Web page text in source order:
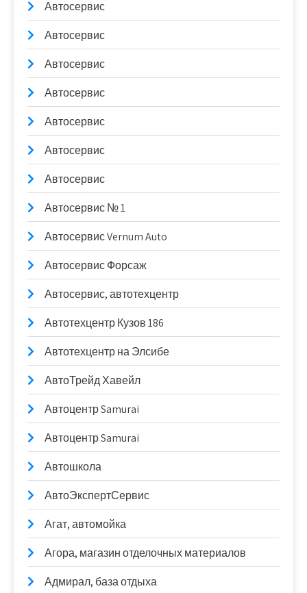
Автосервис
Автосервис
Автосервис
Автосервис
Автосервис
Автосервис
Автосервис
Автосервис № 1
Автосервис Vernum Auto
Автосервис Форсаж
Автосервис, автотехцентр
Автотехцентр Кузов 186
Автотехцентр на Элсибе
АвтоТрейд Хавейл
Автоцентр Samurai
Автоцентр Samurai
Автошкола
АвтоЭкспертСервис
Агат, автомойка
Агора, магазин отделочных материалов
Адмирал, база отдыха